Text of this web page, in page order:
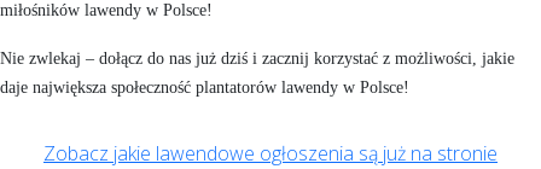
miłośników lawendy w Polsce!
Nie zwlekaj – dołącz do nas już dziś i zacznij korzystać z możliwości, jakie
daje największa społeczność plantatorów lawendy w Polsce!
Zobacz jakie lawendowe ogłoszenia są już na stronie